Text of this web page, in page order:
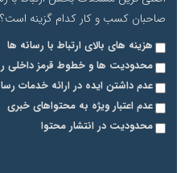
صاحبان کسب و کار کدام گزینه است؟
هزینه های بالای ارتباط با رسانه ها
محدودیت ها و خطوط قرمز داخلی
عدم داشتن ایده در ارائه خدمات
عدم اعتبار ویژه به محتواهای خبری
محدودیت در انتشار محتوا